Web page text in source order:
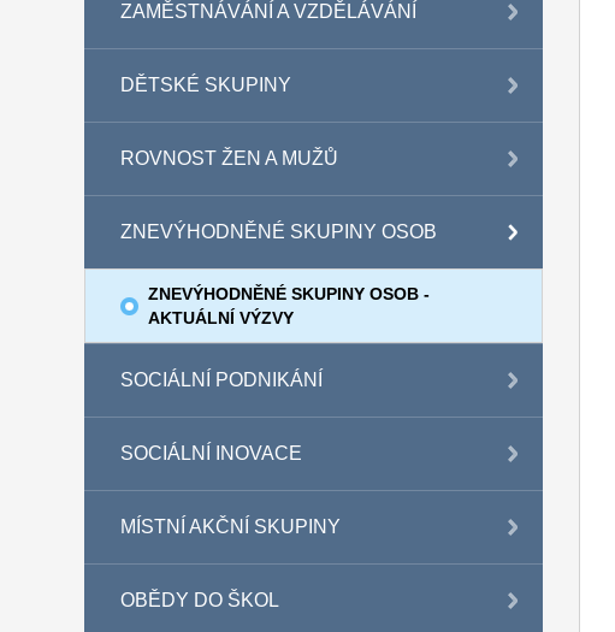
ZAMĚSTNÁVÁNÍ A VZDĚLÁVÁNÍ
DĚTSKÉ SKUPINY
ROVNOST ŽEN A MUŽŮ
ZNEVÝHODNĚNÉ SKUPINY OSOB
ZNEVÝHODNĚNÉ SKUPINY OSOB -
AKTUÁLNÍ VÝZVY
SOCIÁLNÍ PODNIKÁNÍ
SOCIÁLNÍ INOVACE
MÍSTNÍ AKČNÍ SKUPINY
OBĚDY DO ŠKOL